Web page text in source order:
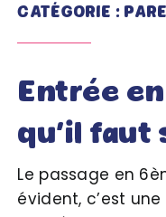
CATÉGORIE :
Entrée
qu’il faut
Le passage en
évident, c’est